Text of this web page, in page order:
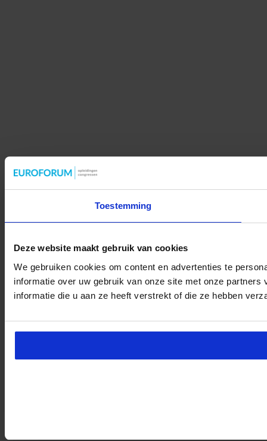
Toestemming
Deze website maakt gebruik van cookies
We gebruiken cookies om content en advertenties te
informatie over uw gebruik van onze site met onze
informatie die u aan ze heeft verstrekt of die ze hebben